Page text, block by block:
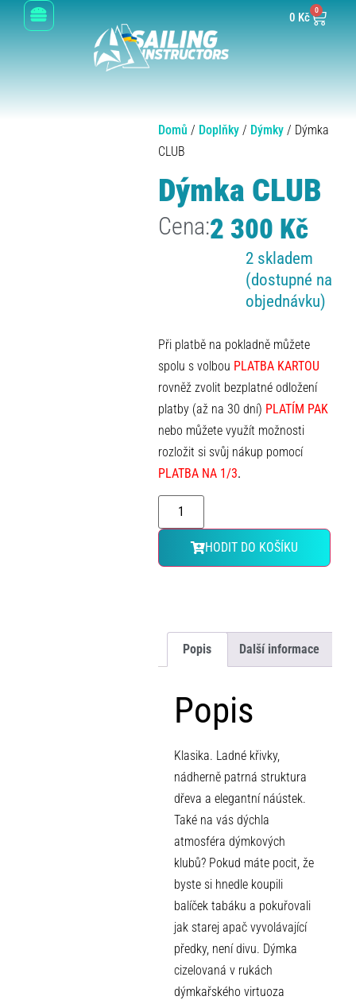
0 Kč
0
Domů / Doplňky / Dýmky / Dýmka
CLUB
Dýmka CLUB
Cena:2 300 Kč
2 skladem
(dostupné na
objednávku)
Při platbě na pokladně můžete
spolu s volbou PLATBA KARTOU
rovněž zvolit bezplatné odložení
platby (až na 30 dní) PLATÍM PAK
nebo můžete využít možnosti
rozložit si svůj nákup pomocí
PLATBA NA 1/3.
HODIT DO KOŠÍKU
Popis Další informace
Popis
Klasika. Ladné křivky,
nádherně patrná struktura
dřeva a elegantní náústek.
Také na vás dýchla
atmosféra dýmkových
klubů? Pokud máte pocit, že
byste si hnedle koupili
balíček tabáku a pokuřovali
jak starej apač vyvolávající
předky, není divu. Dýmka
cizelovaná v rukách
dýmkařského virtuoza